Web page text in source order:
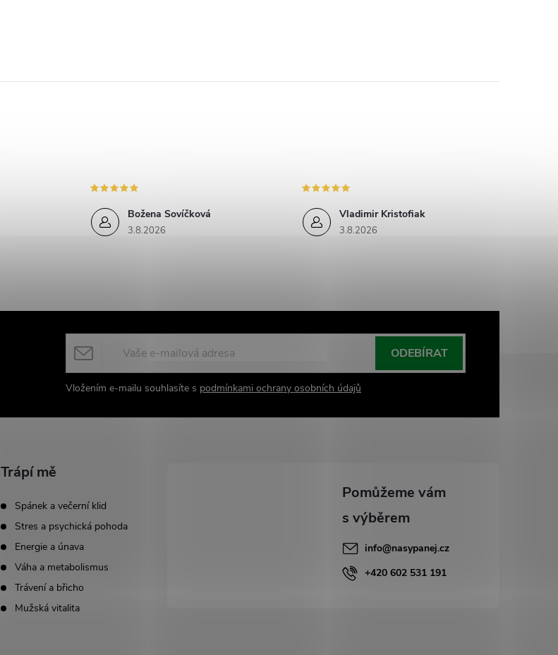
Božena Sovíčková
3.8.2026
Vladimir Kristofiak
3.8.2026
Vložením e-mailu souhlasíte s podmínkami ochrany osobních údajů
ODEBÍRAT
Trápí mě
Spánek a večerní klid
Stres a psychická pohoda
Energie a únava
Váha a metabolismus
Trávení a břicho
Mužská vitalita
info@nasypanej.cz
+420 602 531 191